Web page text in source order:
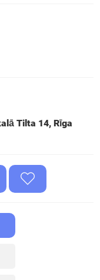
Tilta 14, Rīga